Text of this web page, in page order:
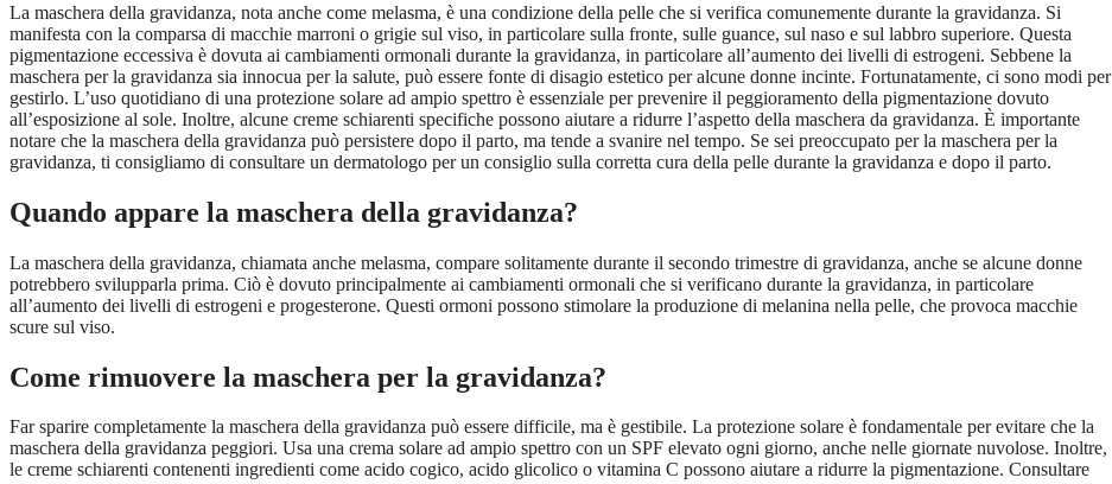
La maschera della gravidanza, nota anche come melasma, è una condizione della pelle che si verifica comunemente durante la gravidanza. Si
manifesta con la comparsa di macchie marroni o grigie sul viso, in particolare sulla fronte, sulle guance, sul naso e sul labbro superiore. Questa
pigmentazione eccessiva è dovuta ai cambiamenti ormonali durante la gravidanza, in particolare all’aumento dei livelli di estrogeni. Sebbene la
maschera per la gravidanza sia innocua per la salute, può essere fonte di disagio estetico per alcune donne incinte. Fortunatamente, ci sono modi per
gestirlo. L’uso quotidiano di una protezione solare ad ampio spettro è essenziale per prevenire il peggioramento della pigmentazione dovuto
all’esposizione al sole. Inoltre, alcune creme schiarenti specifiche possono aiutare a ridurre l’aspetto della maschera da gravidanza. È importante
notare che la maschera della gravidanza può persistere dopo il parto, ma tende a svanire nel tempo. Se sei preoccupato per la maschera per la
gravidanza, ti consigliamo di consultare un dermatologo per un consiglio sulla corretta cura della pelle durante la gravidanza e dopo il parto.
Quando appare la maschera della gravidanza?
La maschera della gravidanza, chiamata anche melasma, compare solitamente durante il secondo trimestre di gravidanza, anche se alcune donne
potrebbero svilupparla prima. Ciò è dovuto principalmente ai cambiamenti ormonali che si verificano durante la gravidanza, in particolare
all’aumento dei livelli di estrogeni e progesterone. Questi ormoni possono stimolare la produzione di melanina nella pelle, che provoca macchie
scure sul viso.
Come rimuovere la maschera per la gravidanza?
Far sparire completamente la maschera della gravidanza può essere difficile, ma è gestibile. La protezione solare è fondamentale per evitare che la
maschera della gravidanza peggiori. Usa una crema solare ad ampio spettro con un SPF elevato ogni giorno, anche nelle giornate nuvolose. Inoltre,
le creme schiarenti contenenti ingredienti come acido cogico, acido glicolico o vitamina C possono aiutare a ridurre la pigmentazione. Consultare